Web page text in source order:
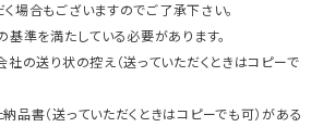
場合もございますのでご了承下さい。
基準を満たしている必要があります。
社の送り状の控え（送っていただくときはコピーで
品書（送っていただくときはコピーでも可）がある